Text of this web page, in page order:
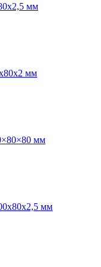
мм
мм
мм
мм